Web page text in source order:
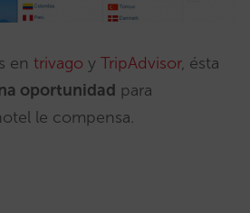
en trivago y TripAdvisor, ésta
oportunidad para
le compensa.